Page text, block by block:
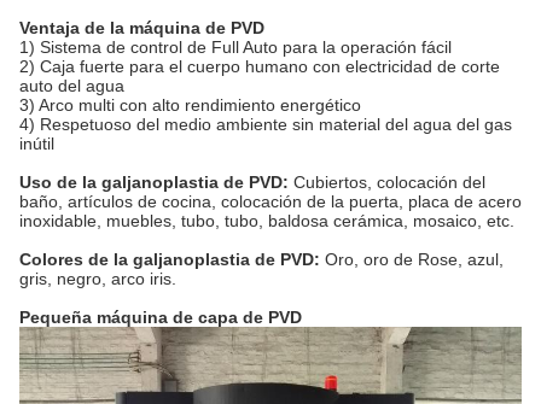
Ventaja de la máquina de PVD
1) Sistema de control de Full Auto para la operación fácil
2) Caja fuerte para el cuerpo humano con electricidad de corte
auto del agua
3) Arco multi con alto rendimiento energético
4) Respetuoso del medio ambiente sin material del agua del gas
inútil
Uso de la galjanoplastia de PVD: Cubiertos, colocación del
baño, artículos de cocina, colocación de la puerta, placa de acero
inoxidable, muebles, tubo, tubo, baldosa cerámica, mosaico, etc.
Colores de la galjanoplastia de PVD: Oro, oro de Rose, azul,
gris, negro, arco iris.
Pequeña máquina de capa de PVD